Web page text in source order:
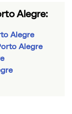
Alegre:
Alegre
Alegre